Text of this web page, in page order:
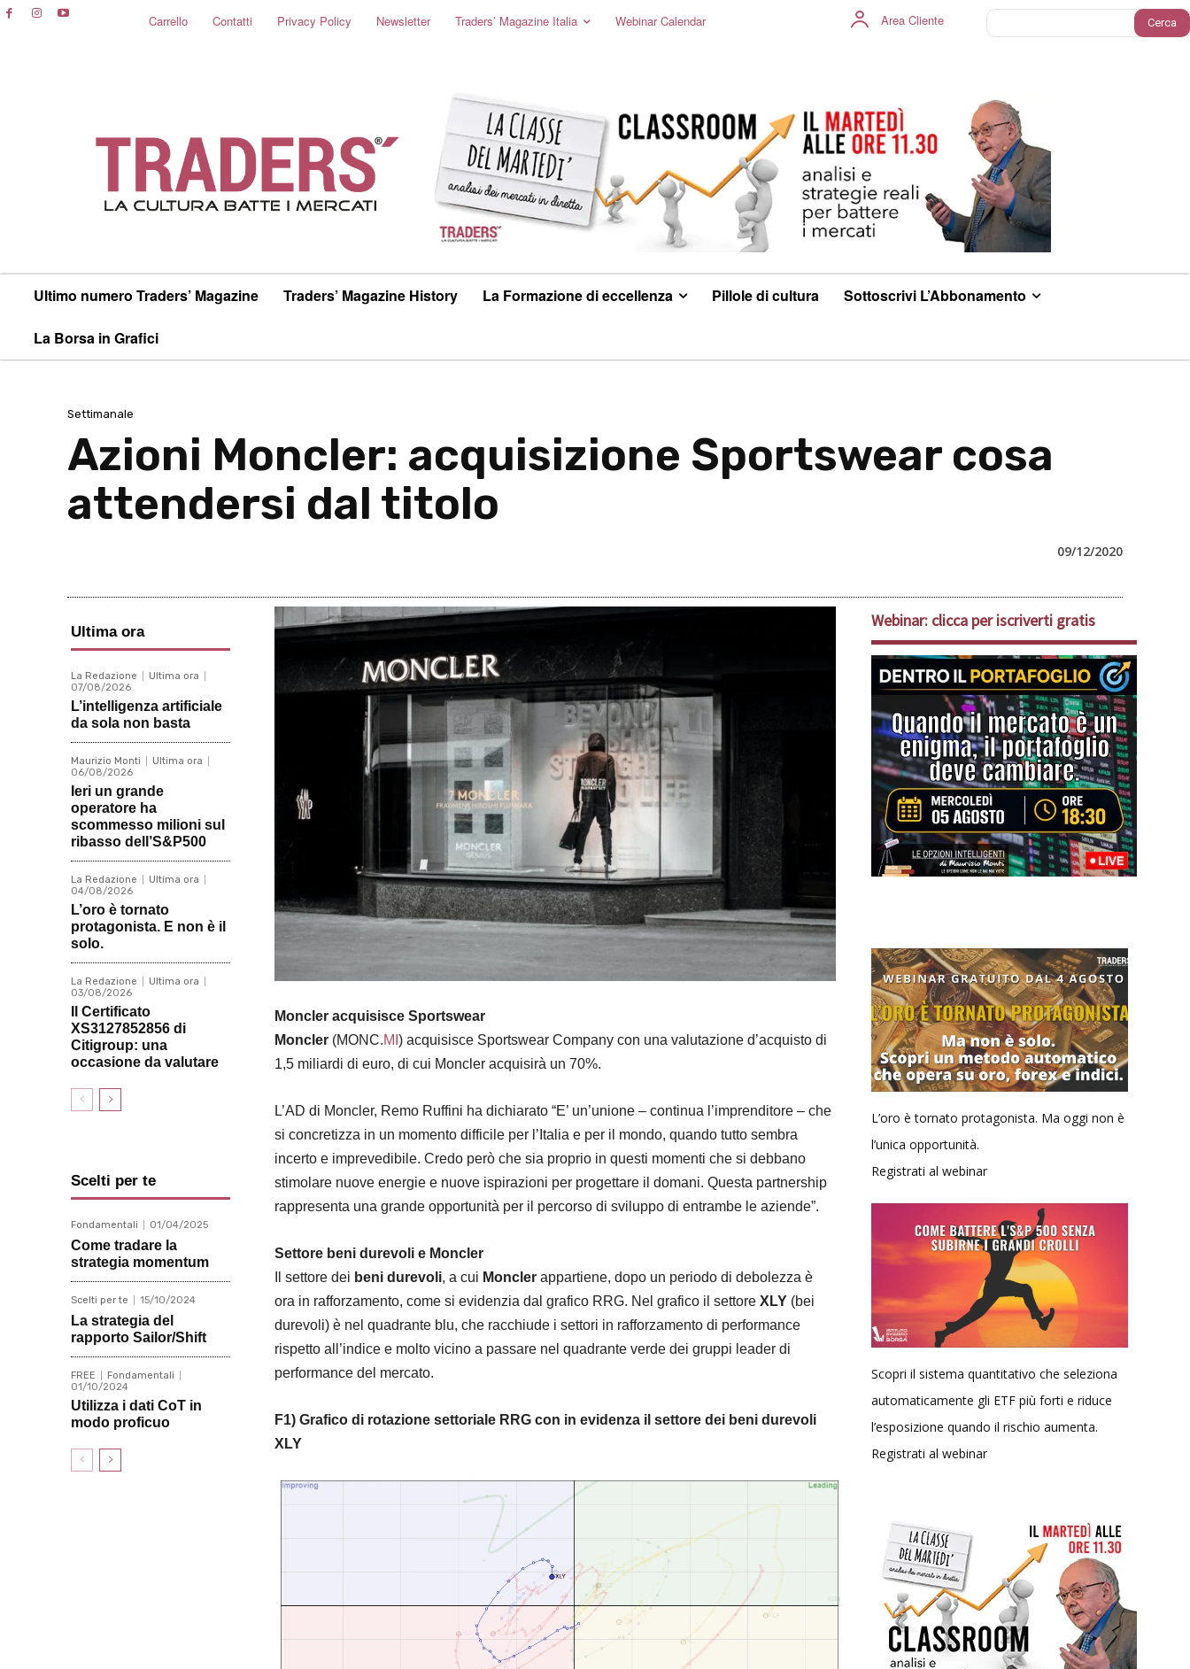
Carrello Contatti Privacy Policy Newsletter Traders’ Magazine Italia Webinar Calendar Area Cliente Cerca
Ultimo numero Traders’ Magazine Traders’ Magazine History La Formazione di eccellenza Pillole di cultura Sottoscrivi L’Abbonamento
La Borsa in Grafici
Settimanale
Azioni Moncler: acquisizione Sportswear cosa
attendersi dal titolo
09/12/2020
Ultima ora
La Redazione
Ultima ora
07/08/2026
L’intelligenza artificiale
da sola non basta
Maurizio Monti
Ultima ora
06/08/2026
Ieri un grande
operatore ha
scommesso milioni sul
ribasso dell’S&P500
La Redazione
Ultima ora
04/08/2026
L’oro è tornato
protagonista. E non è il
solo.
La Redazione
Ultima ora
03/08/2026
Il Certificato
XS3127852856 di
Citigroup: una
occasione da valutare
Scelti per te
Fondamentali 01/04/2025
Come tradare la
strategia momentum
Scelti per te 15/10/2024
La strategia del
rapporto Sailor/Shift
FREE
Fondamentali
01/10/2024
Utilizza i dati CoT in
modo proficuo
Moncler acquisisce Sportswear
Moncler (MONC.MI ) acquisisce Sportswear Company con una valutazione d’acquisto di
1,5 miliardi di euro, di cui Moncler acquisirà un 70%.
L’AD di Moncler, Remo Ruffini ha dichiarato “E’ un’unione – continua l’imprenditore – che
si concretizza in un momento difficile per l’Italia e per il mondo, quando tutto sembra
incerto e imprevedibile. Credo però che sia proprio in questi momenti che si debbano
stimolare nuove energie e nuove ispirazioni per progettare il domani. Questa partnership
rappresenta una grande opportunità per il percorso di sviluppo di entrambe le aziende”.
Settore beni durevoli e Moncler
Il settore dei beni durevoli, a cui Moncler appartiene, dopo un periodo di debolezza è
ora in rafforzamento, come si evidenzia dal grafico RRG. Nel grafico il settore XLY (bei
durevoli) è nel quadrante blu, che racchiude i settori in rafforzamento di performance
rispetto all’indice e molto vicino a passare nel quadrante verde dei gruppi leader di
performance del mercato.
F1) Grafico di rotazione settoriale RRG con in evidenza il settore dei beni durevoli
XLY
Webinar: clicca per iscriverti gratis
L’oro è tornato protagonista. Ma oggi non è
l’unica opportunità.
Registrati al webinar
Scopri il sistema quantitativo che seleziona
automaticamente gli ETF più forti e riduce
l’esposizione quando il rischio aumenta.
Registrati al webinar